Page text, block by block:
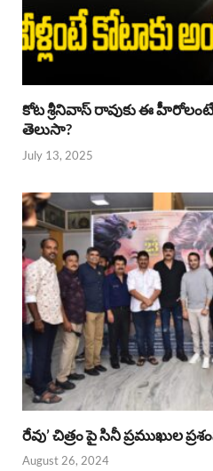
కోట శ్రీనివాస్ రావుకు ఈ
తెలుసా?
July 13, 2025
రేవు’ చిత్రం పై సినీ ప్రముఖుల
August 26, 2024